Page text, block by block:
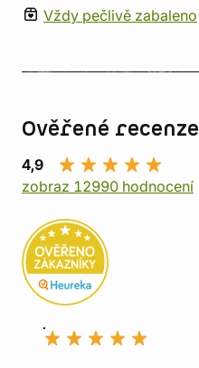
Vždy pečlivě zabaleno
Ověřené recenze
4,9
zobraz 12990 hodnocení